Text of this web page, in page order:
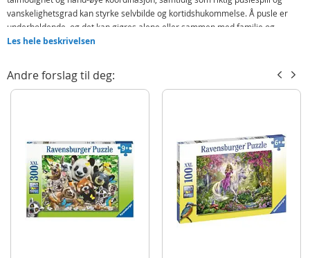
vanskelighetsgrad kan styrke selvbilde og kortidshukommelse. Å pusle er
underholdende, og det kan gjøres alene eller sammen med familie og
venner.
Ravensburger XXL puslespill 100 brikker - drømmebiler
Alder: fra 6 år
Produktdetaljer
Modell
4005556128990
Merke Ravensburger
Les hele beskrivelsen
Andre forslag til deg: